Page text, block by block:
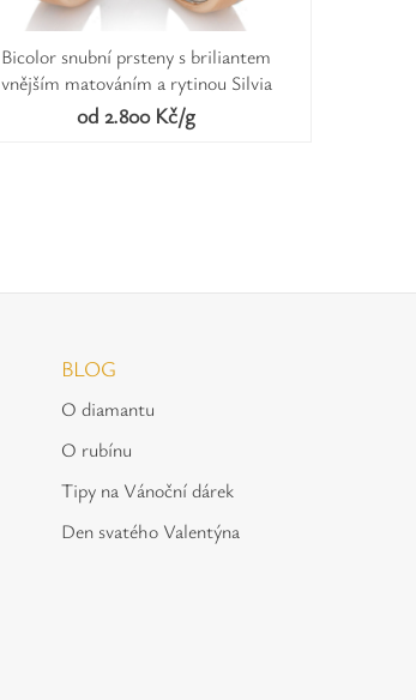
Bicolor snubní prsteny s briliantem
vnějším matováním a rytinou Silvia
od 2.800 Kč/g
BLOG
O diamantu
O rubínu
Tipy na Vánoční dárek
Den svatého Valentýna